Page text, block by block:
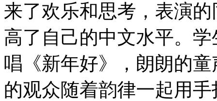
来了欢乐和思考，表演
高了自己的中文水平。
唱《新年好》，朗朗的
的观众随着韵律一起用